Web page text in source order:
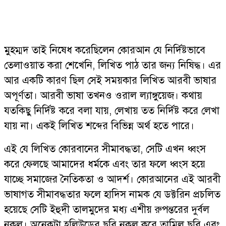
মুহম্মদ তাই নিষেধ করেছিলেন কোরআন যে নির্দিষ্টভাবে
তেলাওয়াত করা শেখেনি, লিখিত পাঠ তার জন্য নিষিদ্ধ। এর
আর একটি কারণ ছিল সেই সময়কার লিখিত আরবী ভাষার
অপূর্ণতা। আরবী ভাষা তখনও ওরাল ল্যাঙ্গুয়েজ। কথায়
যতকিছু নির্দিষ্ট করে বলা যায়, লেখায় তত নির্দিষ্ট করে লেখা
যায় না। একই লিখিত শব্দের বিভিন্ন অর্থ হতে পারে।
এই যে লিখিত কোরবানের সীমাবদ্ধতা, সেটি এখন ধ্বংস
করে ফেলছে আমাদের ধর্মকে এবং তার ফলে ধ্বংস হয়ে
যাচ্ছে সমাজের নৈতিকতা ও আদর্শ। কোরআনের এই আরবী
ভাষাগত সীমাবদ্ধতার ফলে হাদিস নামক যে ডক্টরিন প্রচলিত
হয়েছে সেটি ইহুদী তালমুদের মধ্য এশীয় রুপন্তরের দুর্বল